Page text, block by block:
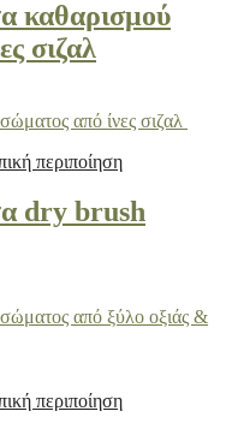
καθαρισμού
σιζαλ
περιποίηση
dry brush
περιποίηση